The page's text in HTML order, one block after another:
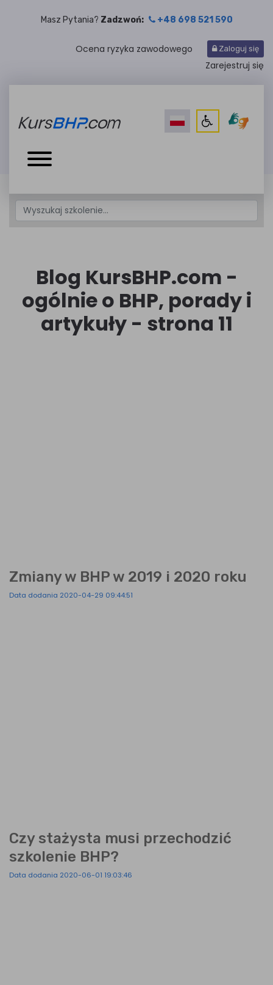
Masz Pytania? Zadzwoń: +48 698 521 590
Ocena ryzyka zawodowego Zaloguj się
Zarejestruj się
Blog KursBHP.com -
ogólnie o BHP, porady i
artykuły - strona 11
Zmiany w BHP w 2019 i 2020 roku
Data dodania 2020-04-29 09:44:51
Czy stażysta musi przechodzić
szkolenie BHP?
Data dodania 2020-06-01 19:03:46